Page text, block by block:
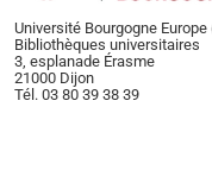
©
Pôle
Université Bourgogne Europe
Bibliothèques universitaires
3, esplanade Érasme
21000 Dijon
Tél. 03 80 39 38 39